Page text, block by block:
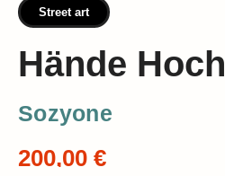
Street art
Hände Hoch
Sozyone
200,00 €